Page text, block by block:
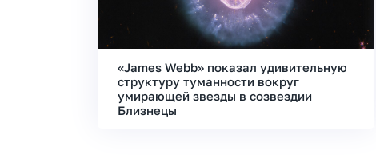
«James Webb» показал удивительную
структуру туманности вокруг
умирающей звезды в созвездии
Близнецы